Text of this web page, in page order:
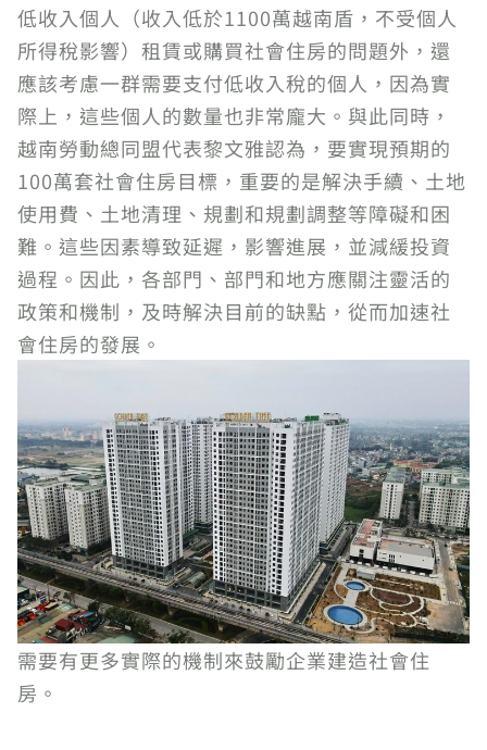
低收入個人（收入低於1100萬越南盾，不受個人
所得稅影響）租賃或購買社會住房的問題外，還
應該考慮一群需要支付低收入稅的個人，因為實
際上，這些個人的數量也非常龐大。與此同時，
越南勞動總同盟代表黎文雅認為，要實現預期的
100萬套社會住房目標，重要的是解決手續、土地
使用費、土地清理、規劃和規劃調整等障礙和困
難。這些因素導致延遲，影響進展，並減緩投資
過程。因此，各部門、部門和地方應關注靈活的
政策和機制，及時解決目前的缺點，從而加速社
會住房的發展。
需要有更多實際的機制來鼓勵企業建造社會住
房。